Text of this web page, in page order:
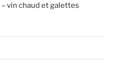
– vin chaud et galettes